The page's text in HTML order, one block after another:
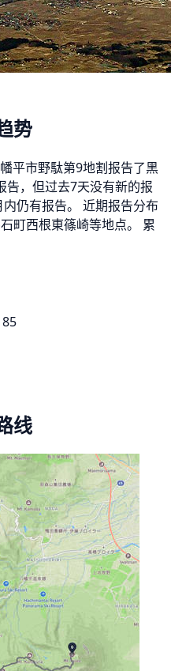
势
平市野駄第9地割报告了黑
告，但过去7天没有新的报
仍有报告。 近期报告分布
町西根東篠崎等地点。 累
线